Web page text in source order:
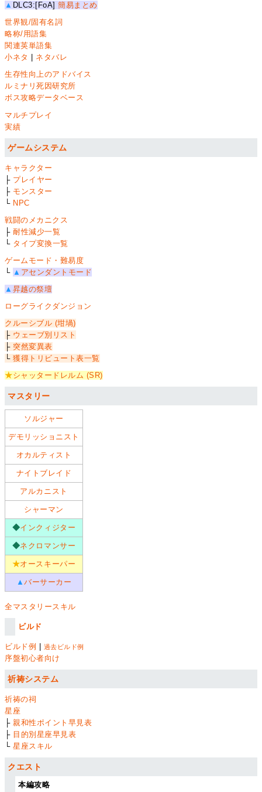
▲ DLC3:[FoA]簡易まとめ
世界観/固有名詞
略称/用語集
関連英単語集
小ネタ
ネタバレ
生存性向上のアドバイス
ルミナリ死因研究所
ボス攻略データベース
マルチプレイ
実績
ゲームシステム
キャラクター
├ プレイヤー
├ モンスター
└ NPC
戦闘のメカニクス
├耐性減少一覧
└ タイプ変換一覧
ゲームモード・難易度
└ ▲ アセンダントモード
▲ 昇越の祭壇
ローグライクダンジョン
クルーシブル (坩堝)
├ ウェーブ別リスト
├ 突然変異表
└獲得トリビュート表一覧
★シャッタードレルム (SR)
マスタリー
ソルジャー
デモリッショニスト
オカルティスト
ナイトブレイド
アルカニスト
シャーマン
◆インクィジター
◆ネクロマンサー
★オースキーパー
▲バーサーカー
全マスタリースキル
ビルド
ビルド例 | 過去ビルド例
序盤初心者向け
祈祷システム
祈祷の祠
星座
├親和性ポイント早見表
├ 目的別星座早見表
└星座スキル
クエスト
本編攻略